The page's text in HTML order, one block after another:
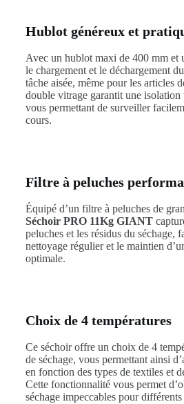
Hublot généreux et
Avec un hublot maxi de 400 mm et
le chargement et le déchargement
tâche aisée, même pour les articles
double vitrage garantit une isolation
vous permettant de surveiller
cours.
Filtre à peluches
Équipé d’un filtre à peluches de
Séchoir PRO 11Kg GIANT
peluches et les résidus du séchage,
nettoyage régulier et le maintien
optimale.
Choix de 4 températures
Ce séchoir offre un choix de 4
de séchage, vous permettant ainsi
en fonction des types de textiles et
Cette fonctionnalité vous permet
séchage impeccables pour